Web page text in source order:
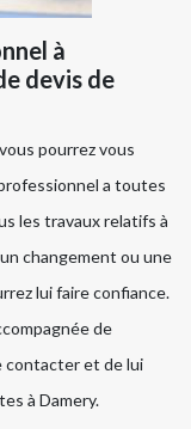
à
devis de
pourrez vous
a toutes
les travaux relatifs à
changement ou une
lui faire confiance.
de
contacter et de lui
à Damery.